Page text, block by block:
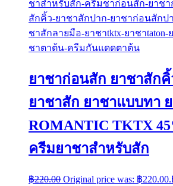
ยาชาก่อนสัก ยาชาสัก
ยาชาสัก ยาชาแบบทา
ROMANTIC TKTX
ครีมยาชาสำหรับสัก
฿220.00 Original price was: ฿220.00.